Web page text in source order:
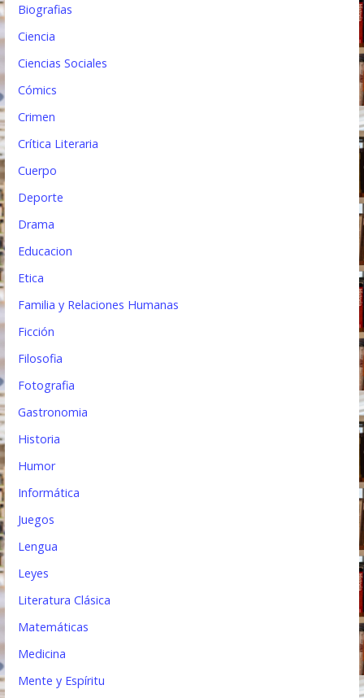
d
a
Biografias
Ciencia
Ciencias Sociales
Cómics
Crimen
Crítica Literaria
Cuerpo
Deporte
Drama
Educacion
Etica
Familia y Relaciones Humanas
Ficción
Filosofia
Fotografia
Gastronomia
Historia
Humor
Informática
Juegos
Lengua
Leyes
Literatura Clásica
Matemáticas
Medicina
Mente y Espíritu